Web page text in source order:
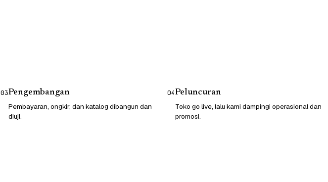
03Pengembangan
Pembayaran, ongkir, dan katalog dibangun dan
diuji.
04Peluncuran
Toko go live, lalu kami dampingi operasional dan
promosi.